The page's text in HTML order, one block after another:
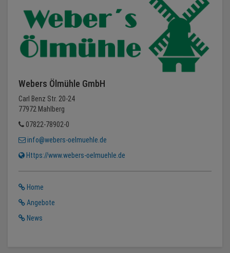
Webers Ölmühle GmbH
Carl Benz Str. 20-24
77972 Mahlberg
07822-78902-0
info@webers-oelmuehle.de
Https://www.webers-oelmuehle.de
Home
Angebote
News